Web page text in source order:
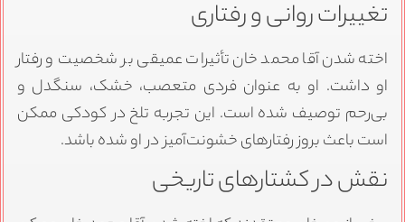
تغییرات روانی و رفتاری
اخته شدن آقا محمد خان تأثیرات عمیقی بر شخصیت و رفتار
او داشت. او به عنوان فردی متعصب، خشک، سنگدل و
بی‌رحم توصیف شده است. این تجربه تلخ در کودکی ممکن
است باعث بروز رفتارهای خشونت‌آمیز در او شده باشد.
نقش در کشتارهای تاریخی